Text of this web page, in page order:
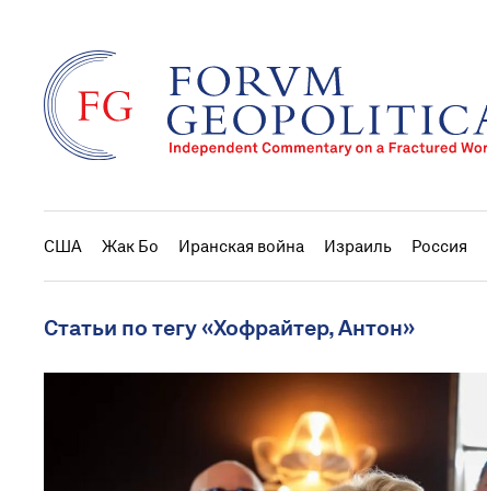
США Жак Бо Иранская война Израиль Россия
Статьи по тегу «Хофрайтер, Антон»